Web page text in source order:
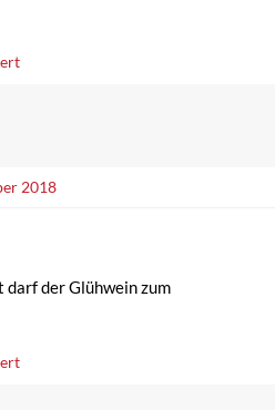
2018
der Glühwein zum